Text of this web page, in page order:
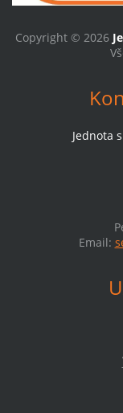
Copyright © 2026
Jednota
Email: